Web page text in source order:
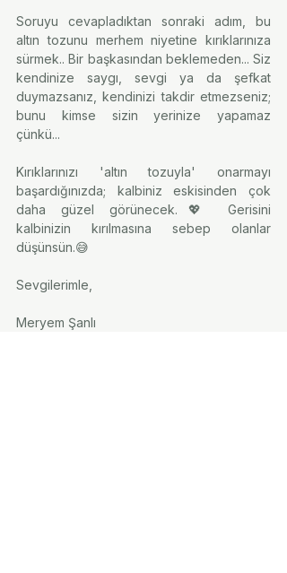
Soruyu cevapladıktan sonraki adım, bu
altın tozunu merhem niyetine kırıklarınıza
sürmek.. Bir başkasından beklemeden... Siz
kendinize saygı, sevgi ya da şefkat
duymazsanız, kendinizi takdir etmezseniz;
bunu kimse sizin yerinize yapamaz
çünkü...⠀⠀
Kırıklarınızı 'altın tozuyla' onarmayı
başardığınızda; kalbiniz eskisinden çok
daha güzel görünecek.💖 Gerisini
kalbinizin kırılmasına sebep olanlar
düşünsün.😅⠀
Sevgilerimle,⠀⠀
Meryem Şanlı